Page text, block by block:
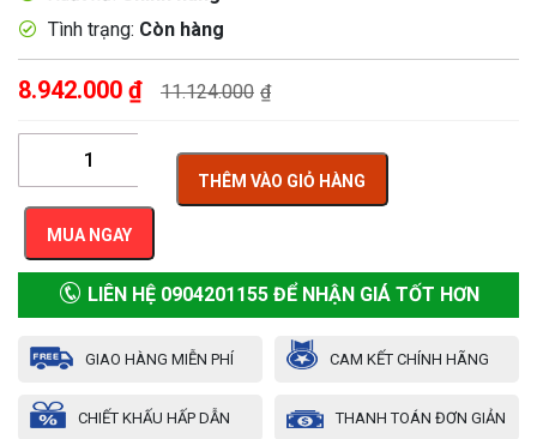
Tình trạng: Còn hàng
8.942.000 ₫ 11.124.000 ₫
THÊM VÀO GIỎ HÀNG
MUA NGAY
LIÊN HỆ 0904201155 ĐỂ NHẬN GIÁ TỐT HƠN
GIAO HÀNG MIỄN PHÍ CAM KẾT CHÍNH HÃNG
CHIẾT KHẤU HẤP DẪN THANH TOÁN ĐƠN GIẢN